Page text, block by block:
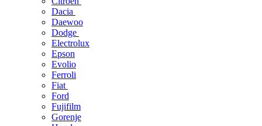
Dacia
Daewoo
Dodge
Electrolux
Epson
Evolio
Ferroli
Fiat
Ford
Fujifilm
Gorenje